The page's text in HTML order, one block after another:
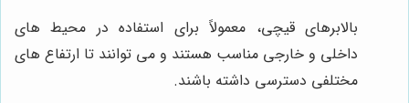
بالابرهای قیچی، معمولاً برای استفاده در محیط های
داخلی و خارجی مناسب هستند و می توانند تا ارتفاع های
مختلفی دسترسی داشته باشند.